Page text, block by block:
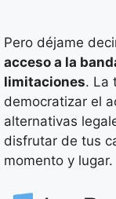
Pero déjame
acceso a la
limitaciones. La
democratizar el
alternativas
disfrutar de tus
momento y lugar.